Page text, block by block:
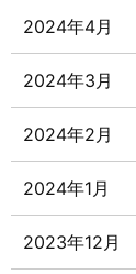
2024年4月
2024年3月
2024年2月
2024年1月
2023年12月